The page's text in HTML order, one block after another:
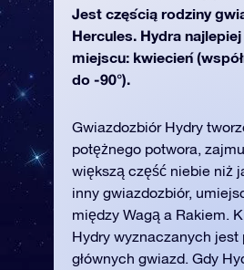
Jest częścią rodziny
Hercules. Hydra
miejscu: kwiecień
do -90°).
Gwiazdozbiór Hydry
potężnego potwora,
większą część niebie niż
inny gwiazdozbiór,
między Wagą a Rakiem.
Hydry wyznaczanych jest
głównych gwiazd. Gdy